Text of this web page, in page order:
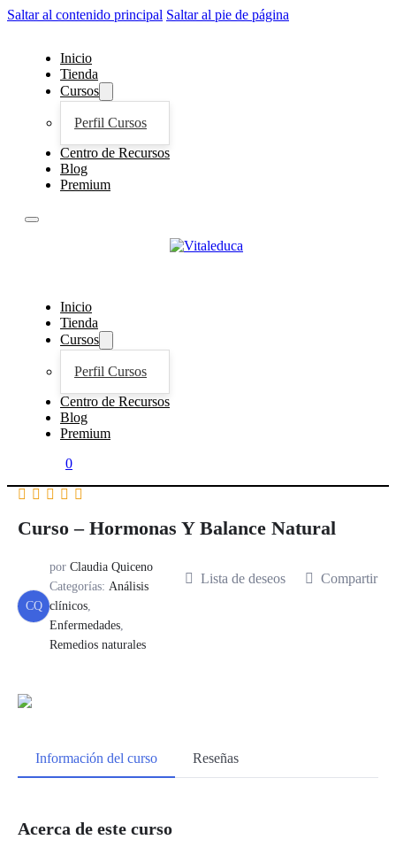
Saltar al contenido principal Saltar al pie de página
Inicio
Tienda
Cursos
Perfil Cursos
Centro de Recursos
Blog
Premium
Inicio
Tienda
Cursos
Perfil Cursos
Centro de Recursos
Blog
Premium
0
Curso – Hormonas Y Balance Natural
CQ
por Claudia Quiceno
Categorías: Análisis
clínicos,
Enfermedades,
Remedios naturales
Lista de deseos Compartir
Información del curso Reseñas
Acerca de este curso